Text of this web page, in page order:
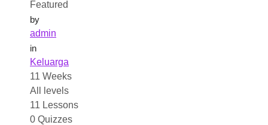
Featured
by
admin
in
Keluarga
11 Weeks
All levels
11 Lessons
0 Quizzes